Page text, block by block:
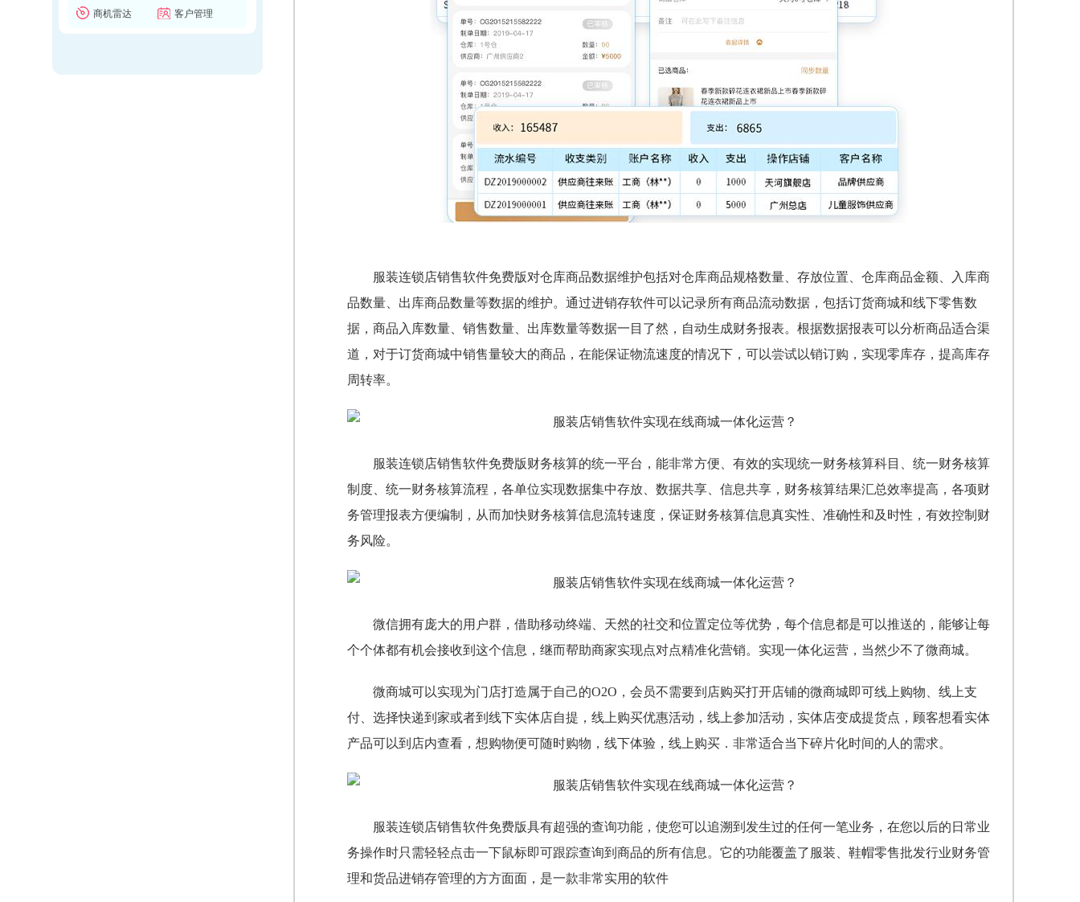
商机雷达
客户管理
服装连锁店销售软件免费版对仓库商品数据维护包括对仓库商品规格数量、存放位置、仓库商品金额、入库商
品数量、出库商品数量等数据的维护。通过进销存软件可以记录所有商品流动数据，包括订货商城和线下零售数
据，商品入库数量、销售数量、出库数量等数据一目了然，自动生成财务报表。根据数据报表可以分析商品适合渠
道，对于订货商城中销售量较大的商品，在能保证物流速度的情况下，可以尝试以销订购，实现零库存，提高库存
周转率。
服装连锁店销售软件免费版财务核算的统一平台，能非常方便、有效的实现统一财务核算科目、统一财务核算
制度、统一财务核算流程，各单位实现数据集中存放、数据共享、信息共享，财务核算结果汇总效率提高，各项财
务管理报表方便编制，从而加快财务核算信息流转速度，保证财务核算信息真实性、准确性和及时性，有效控制财
务风险。
微信拥有庞大的用户群，借助移动终端、天然的社交和位置定位等优势，每个信息都是可以推送的，能够让每
个个体都有机会接收到这个信息，继而帮助商家实现点对点精准化营销。实现一体化运营，当然少不了微商城。
微商城可以实现为门店打造属于自己的O2O，会员不需要到店购买打开店铺的微商城即可线上购物、线上支
付、选择快递到家或者到线下实体店自提，线上购买优惠活动，线上参加活动，实体店变成提货点，顾客想看实体
产品可以到店内查看，想购物便可随时购物，线下体验，线上购买．非常适合当下碎片化时间的人的需求。
服装连锁店销售软件免费版具有超强的查询功能，使您可以追溯到发生过的任何一笔业务，在您以后的日常业
务操作时只需轻轻点击一下鼠标即可跟踪查询到商品的所有信息。它的功能覆盖了服装、鞋帽零售批发行业财务管
理和货品进销存管理的方方面面，是一款非常实用的软件